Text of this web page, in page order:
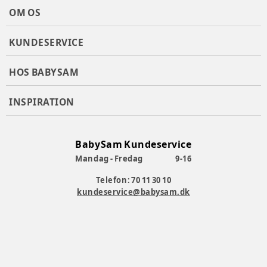
Litetrax 4 Air
Mytrax
Tourist
Finiti
Produktionsland
OM OS
KUNDESERVICE
HOS BABYSAM
INSPIRATION
BabySam Kundeservice
Mandag - Fredag
9-16
Telefon: 70 11 30 10
kundeservice@babysam.dk